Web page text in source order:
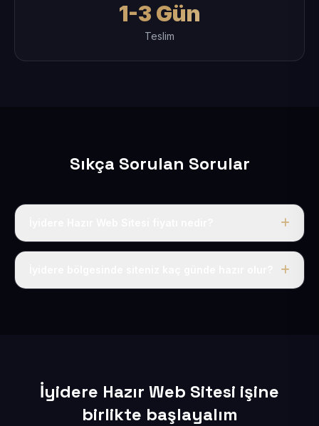
1-3 Gün
Teslim
Sıkça Sorulan Sorular
Tek fiyat uygulanır: yıllık 50 USD + KDV. Bu bedele alan
İyidere Hazır Web Sitesi işine
birlikte başlayalım